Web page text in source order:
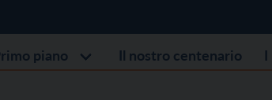
piano Il nostro centenario